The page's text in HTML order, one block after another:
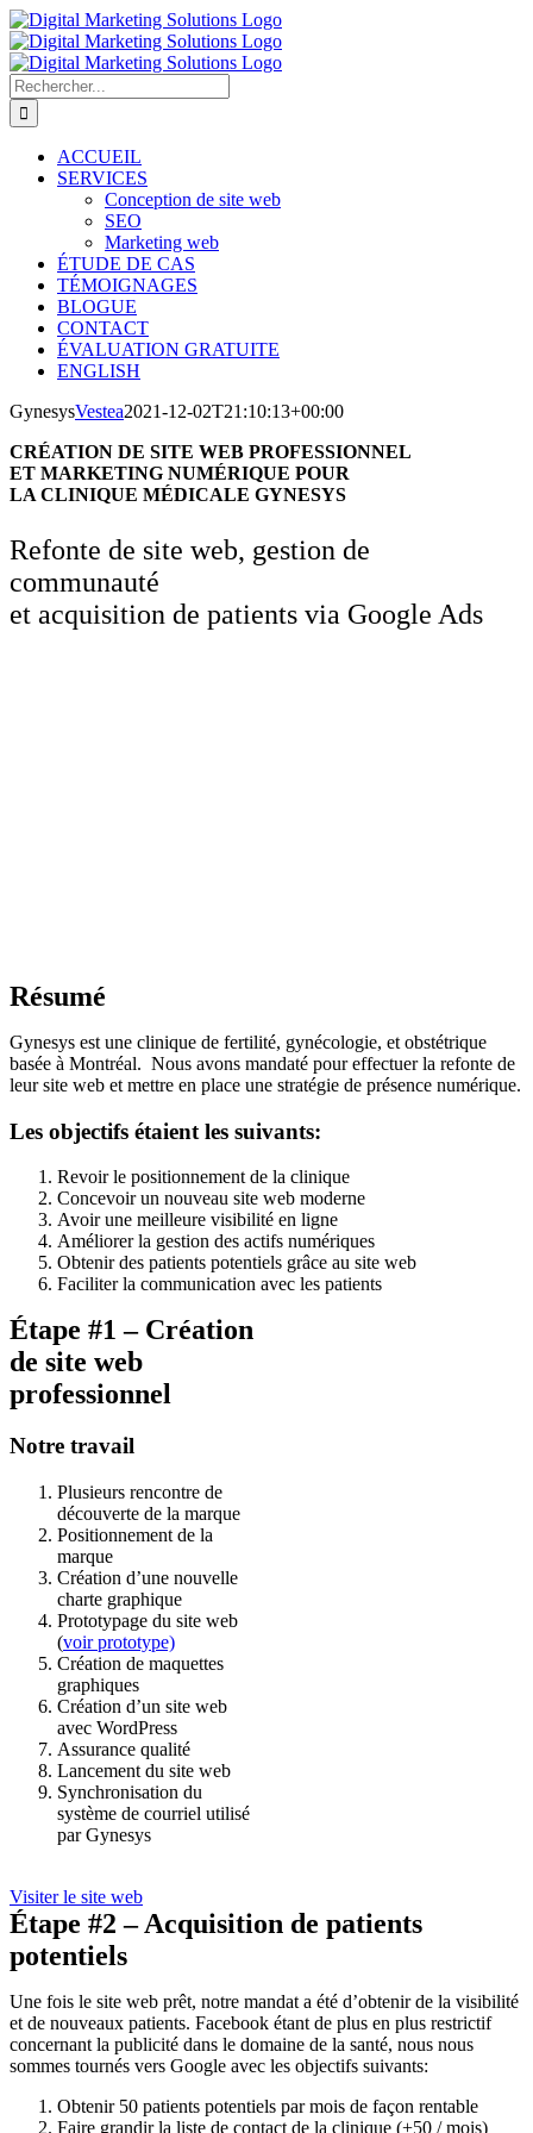
Passer
au
contenu
Rechercher:
ACCUEIL
SERVICES
Conception de site web
SEO
Marketing web
ÉTUDE DE CAS
TÉMOIGNAGES
BLOGUE
CONTACT
ÉVALUATION GRATUITE
ENGLISH
GynesysVestea2021-12-02T21:10:13+00:00
CRÉATION DE SITE WEB PROFESSIONNEL
ET MARKETING NUMÉRIQUE POUR
LA CLINIQUE MÉDICALE GYNESYS
Refonte de site web, gestion de
communauté
et acquisition de patients via Google Ads
Résumé
Gynesys est une clinique de fertilité, gynécologie, et obstétrique
basée à Montréal. Nous avons mandaté pour effectuer la refonte de
leur site web et mettre en place une stratégie de présence numérique.
Les objectifs étaient les suivants:
Revoir le positionnement de la clinique
Concevoir un nouveau site web moderne
Avoir une meilleure visibilité en ligne
Améliorer la gestion des actifs numériques
Obtenir des patients potentiels grâce au site web
Faciliter la communication avec les patients
Étape #1 – Création
de site web
professionnel
Notre travail
Plusieurs rencontre de
découverte de la marque
Positionnement de la
marque
Création d’une nouvelle
charte graphique
Prototypage du site web
(voir prototype)
Création de maquettes
graphiques
Création d’un site web
avec WordPress
Assurance qualité
Lancement du site web
Synchronisation du
système de courriel utilisé
par Gynesys
Visiter le site web
Étape #2 – Acquisition de patients
potentiels
Une fois le site web prêt, notre mandat a été d’obtenir de la visibilité
et de nouveaux patients. Facebook étant de plus en plus restrictif
concernant la publicité dans le domaine de la santé, nous nous
sommes tournés vers Google avec les objectifs suivants:
Obtenir 50 patients potentiels par mois de façon rentable
Faire grandir la liste de contact de la clinique (+50 / mois)